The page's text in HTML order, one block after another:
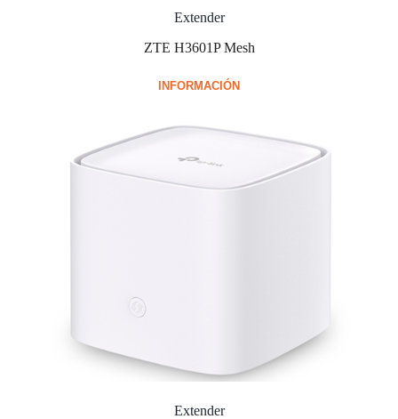
Extender
ZTE H3601P Mesh
INFORMACIÓN
Extender